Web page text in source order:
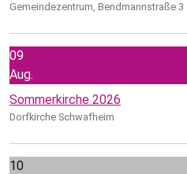
Gemeindezentrum, Bendmannstraße 3
09
Aug.
Sommerkirche 2026
Dorfkirche Schwafheim
10